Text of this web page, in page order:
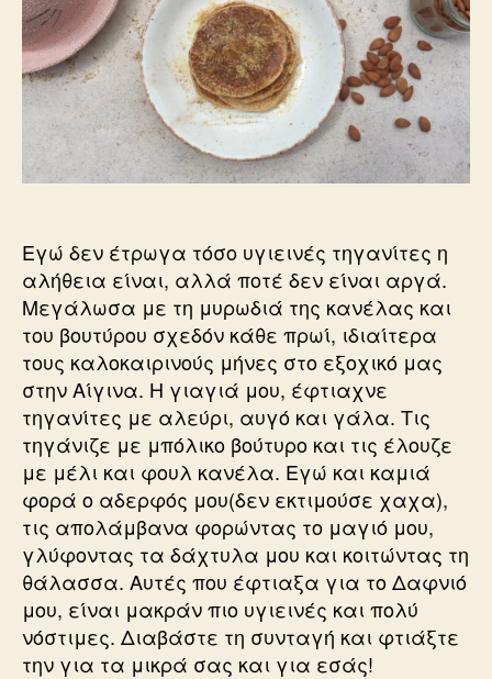
Εγώ δεν έτρωγα τόσο υγιεινές τηγανίτες η
αλήθεια είναι, αλλά ποτέ δεν είναι αργά.
Μεγάλωσα με τη μυρωδιά της κανέλας και
του βουτύρου σχεδόν κάθε πρωί, ιδιαίτερα
τους καλοκαιρινούς μήνες στο εξοχικό μας
στην Αίγινα. Η γιαγιά μου, έφτιαχνε
τηγανίτες με αλεύρι, αυγό και γάλα. Τις
τηγάνιζε με μπόλικο βούτυρο και τις έλουζε
με μέλι και φουλ κανέλα. Εγώ και καμιά
φορά ο αδερφός μου(δεν εκτιμούσε χαχα),
τις απολάμβανα φορώντας το μαγιό μου,
γλύφοντας τα δάχτυλα μου και κοιτώντας τη
θάλασσα. Αυτές που έφτιαξα για το Δαφνιό
μου, είναι μακράν πιο υγιεινές και πολύ
νόστιμες. Διαβάστε τη συνταγή και φτιάξτε
την για τα μικρά σας και για εσάς!